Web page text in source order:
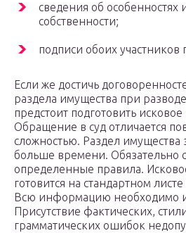
сведения об особенностях
собственности;
подписи обоих участников
Если же достичь
раздела имущества при
предстоит подготовить
Обращение в суд отличается
сложностью. Раздел имущества
больше времени. Обязательно
определенные правила.
готовится на стандартном
Всю информацию необходимо
Присутствие фактических,
грамматических ошибок